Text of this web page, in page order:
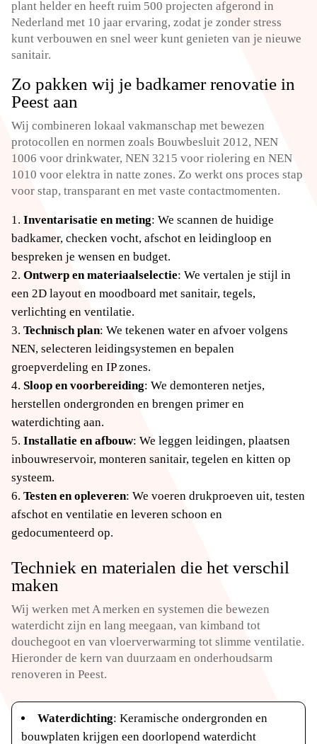
plant helder en heeft ruim 500 projecten afgerond in
Nederland met 10 jaar ervaring, zodat je zonder stress
kunt verbouwen en snel weer kunt genieten van je nieuwe
sanitair.
Zo pakken wij je badkamer renovatie in
Peest aan
Wij combineren lokaal vakmanschap met bewezen
protocollen en normen zoals Bouwbesluit 2012, NEN
1006 voor drinkwater, NEN 3215 voor riolering en NEN
1010 voor elektra in natte zones. Zo werkt ons proces stap
voor stap, transparant en met vaste contactmomenten.
Inventarisatie en meting: We scannen de huidige
badkamer, checken vocht, afschot en leidingloop en
bespreken je wensen en budget.
Ontwerp en materiaalselectie: We vertalen je stijl in
een 2D layout en moodboard met sanitair, tegels,
verlichting en ventilatie.
Technisch plan: We tekenen water en afvoer volgens
NEN, selecteren leidingsystemen en bepalen
groepverdeling en IP zones.
Sloop en voorbereiding: We demonteren netjes,
herstellen ondergronden en brengen primer en
waterdichting aan.
Installatie en afbouw: We leggen leidingen, plaatsen
inbouwreservoir, monteren sanitair, tegelen en kitten op
systeem.
Testen en opleveren: We voeren drukproeven uit, testen
afschot en ventilatie en leveren schoon en
gedocumenteerd op.
Techniek en materialen die het verschil
maken
Wij werken met A merken en systemen die bewezen
waterdicht zijn en lang meegaan, van kimband tot
douchegoot en van vloerverwarming tot slimme ventilatie.
Hieronder de kern van duurzaam en onderhoudsarm
renoveren in Peest.
Waterdichting: Keramische ondergronden en
bouwplaten krijgen een doorlopend waterdicht